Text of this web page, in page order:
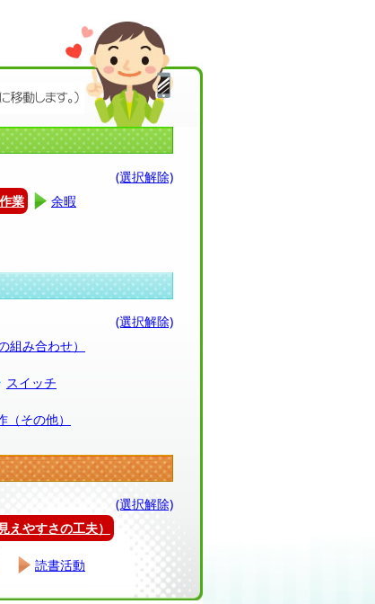
(選択解除)
作業 余暇
(選択解除)
組み合わせ）
スイッチ
（その他）
(選択解除)
えやすさの工夫）
読書活動